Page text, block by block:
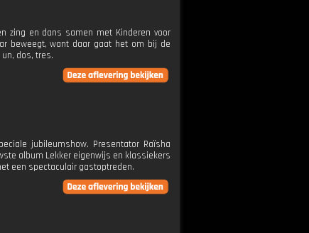
zing en dans samen met Kinderen voor
beweegt, want daar gaat het om bij de
dos, tres.
jubileumshow. Presentator Raïsha
album Lekker eigenwijs en klassiekers
een spectaculair gastoptreden.